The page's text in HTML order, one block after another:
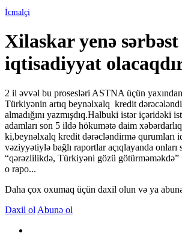
İcmalçi
Xilaskar yenə sərbəst
iqtisadiyyat
2 il əvvəl bu prosesləri ASTNA üçün
Türkiyənin artıq beynəlxalq kredit
almadığını yazmışdıq.Halbuki istər içəridəki
adamları son 5 ildə hökumətə daim
ki,beynəlxalq kredit dərəcləndirmə qurumları
vəziyyətiylə bağlı raportlar açıqlayanda onları
“qərəzlilikdə, Türkiyəni gözü götürməməkdə”
o rapo...
Daha çox oxumaq üçün daxil olun və ya
Daxil ol Abunə ol